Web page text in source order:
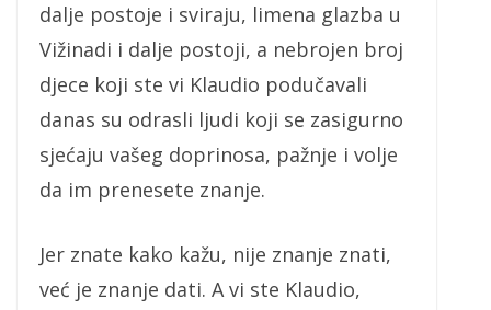
dalje postoje i sviraju, limena glazba u
Vižinadi i dalje postoji, a nebrojen broj
djece koji ste vi Klaudio podučavali
danas su odrasli ljudi koji se zasigurno
sjećaju vašeg doprinosa, pažnje i volje
da im prenesete znanje.
Jer znate kako kažu, nije znanje znati,
već je znanje dati. A vi ste Klaudio,